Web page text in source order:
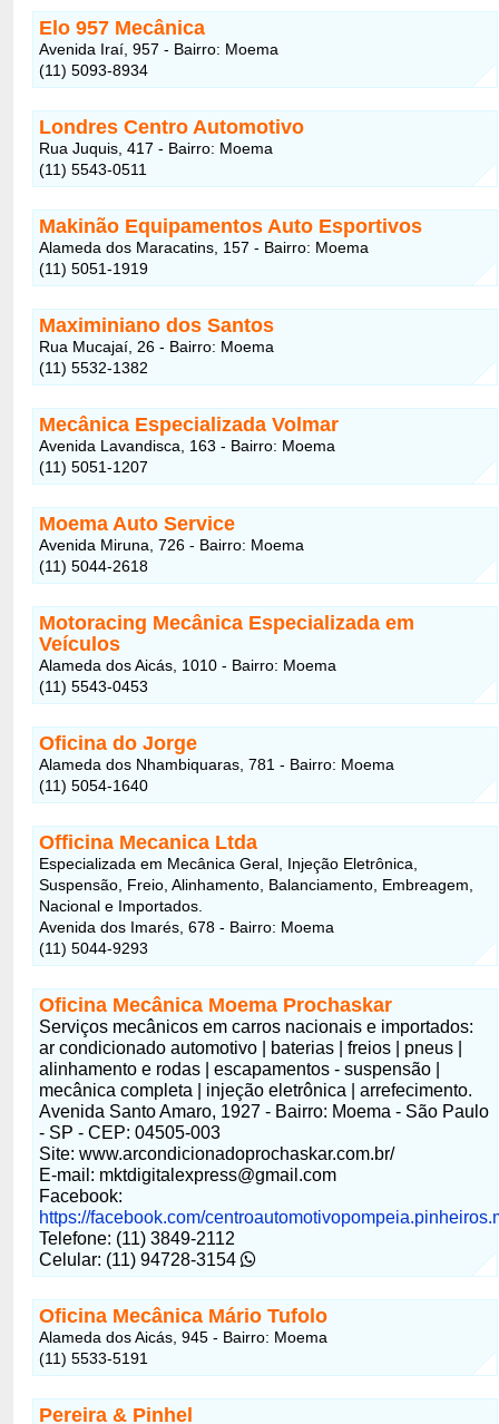
Elo 957 Mecânica
Avenida Iraí, 957 - Bairro: Moema
(11) 5093-8934
Londres Centro Automotivo
Rua Juquis, 417 - Bairro: Moema
(11) 5543-0511
Makinão Equipamentos Auto Esportivos
Alameda dos Maracatins, 157 - Bairro: Moema
(11) 5051-1919
Maximiniano dos Santos
Rua Mucajaí, 26 - Bairro: Moema
(11) 5532-1382
Mecânica Especializada Volmar
Avenida Lavandisca, 163 - Bairro: Moema
(11) 5051-1207
Moema Auto Service
Avenida Miruna, 726 - Bairro: Moema
(11) 5044-2618
Motoracing Mecânica Especializada em
Veículos
Alameda dos Aicás, 1010 - Bairro: Moema
(11) 5543-0453
Oficina do Jorge
Alameda dos Nhambiquaras, 781 - Bairro: Moema
(11) 5054-1640
Officina Mecanica Ltda
Especializada em Mecânica Geral, Injeção Eletrônica,
Suspensão, Freio, Alinhamento, Balanciamento, Embreagem,
Nacional e Importados.
Avenida dos Imarés, 678 - Bairro: Moema
(11) 5044-9293
Oficina Mecânica Moema Prochaskar
Serviços mecânicos em carros nacionais e importados:
ar condicionado automotivo | baterias | freios | pneus |
alinhamento e rodas | escapamentos - suspensão |
mecânica completa | injeção eletrônica | arrefecimento.
Avenida Santo Amaro, 1927 - Bairro: Moema - São Paulo
- SP - CEP: 04505-003
Site: www.arcondicionadoprochaskar.com.br/
E-mail: mktdigitalexpress@gmail.com
Facebook:
https://facebook.com/
Telefone: (11) 3849-2112
Celular: (11) 94728-3154
Oficina Mecânica Mário Tufolo
Alameda dos Aicás, 945 - Bairro: Moema
(11) 5533-5191
Pereira & Pinhel